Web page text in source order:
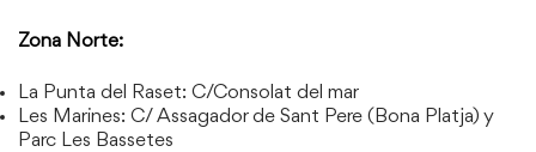
Zona Norte:
La Punta del Raset: C/Consolat del mar
Les Marines: C/ Assagador de Sant Pere (Bona Platja) y
Parc Les Bassetes